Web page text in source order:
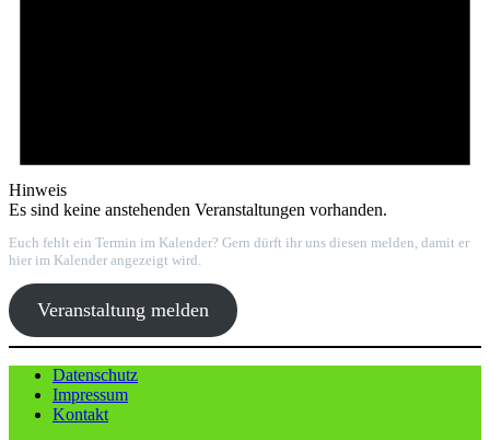
Hinweis
Es sind keine anstehenden Veranstaltungen vorhanden.
Euch fehlt ein Termin im Kalender? Gern dürft ihr uns diesen melden, damit er
hier im Kalender angezeigt wird.
Veranstaltung melden
Datenschutz
Impressum
Kontakt